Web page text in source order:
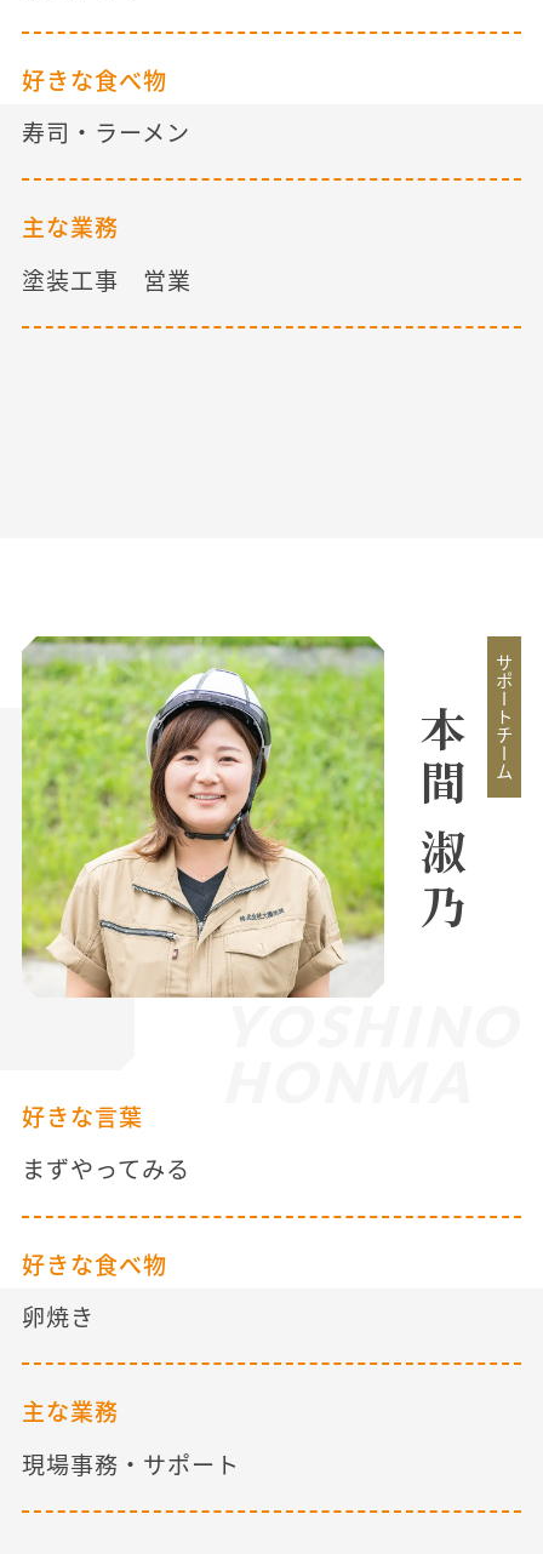
好きな食べ物
寿司・ラーメン
主な業務
塗装工事 営業
本間 淑乃 サポートチーム
好きな言葉
まずやってみる
好きな食べ物
卵焼き
主な業務
現場事務・サポート